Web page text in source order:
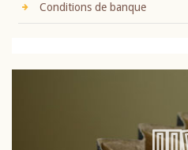
Conditions de banque